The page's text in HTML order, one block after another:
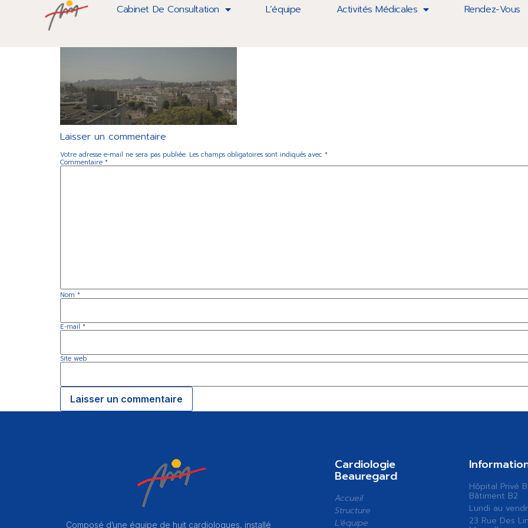
Cabinet De Consultation L’équipe Activités Médicales Rendez-Vous
Cabinet de consultations l’Hôpital Privé Beauregard à Marseille
Laisser un commentaire
Votre adresse e-mail ne sera pas publiée. Les champs obligatoires sont indiqués avec *
Commentaire *
Nom *
E-mail *
Site web
Composé d’une équipe de huit cardiologues, installé
Cardiologie
Beauregard
Accueil
Structure
L'équipe
Hôpital Privé
Bâtiment B2
Lundi au
23 Rue Des